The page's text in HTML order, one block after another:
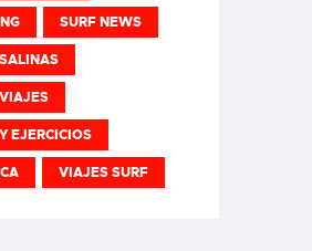
SURF NEWS
EJERCICIOS
VIAJES SURF